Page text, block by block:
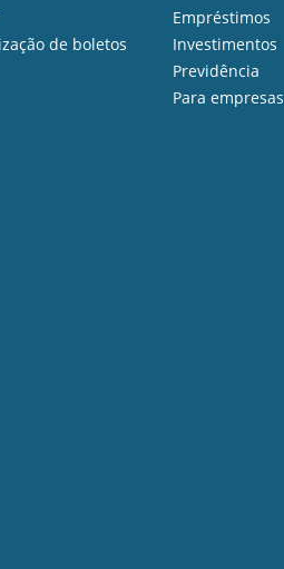
de boletos
Empréstimos
Investimentos
Previdência
Para empresas